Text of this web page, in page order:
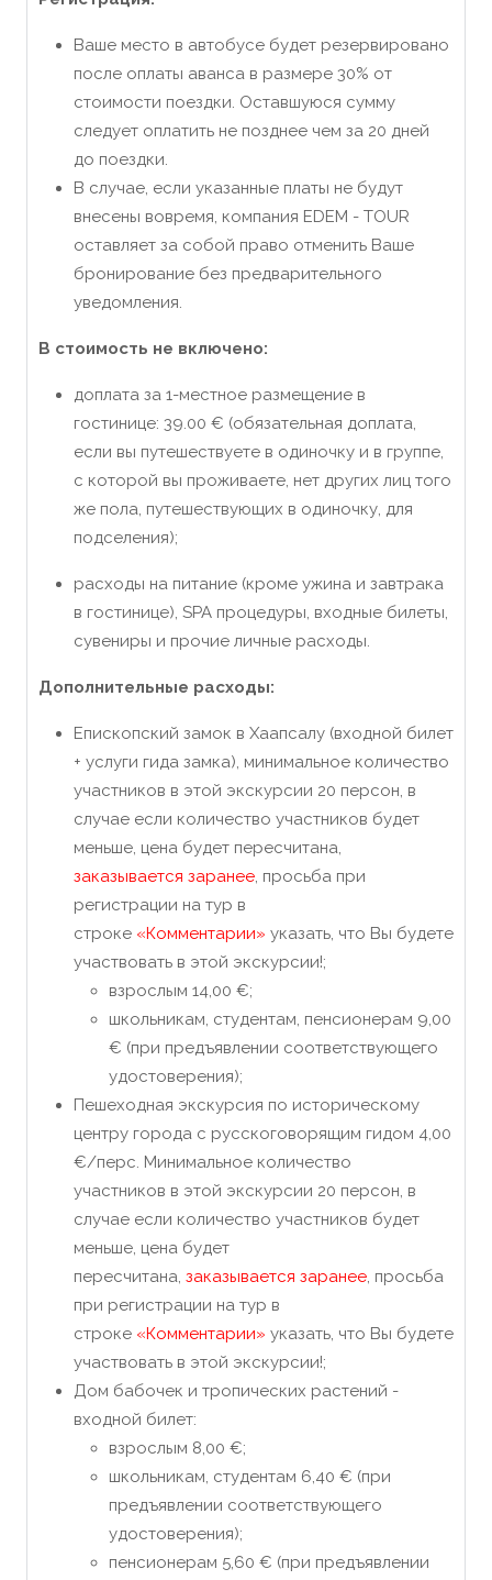
Ваше место в автобусе будет резервировано
после оплаты аванса в размере 30% от
стоимости поездки. Оставшуюся сумму
следует оплатить не позднее чем за 20 дней
до поездки.
В случае, если указанные платы не будут
внесены вовремя, компания EDEM - TOUR
оставляет за собой право отменить Ваше
бронирование без предварительного
уведомления.
В стоимость не включено:
доплата за 1-местное размещение в
гостинице: 39.00 € (обязательная доплата,
если вы путешествуете в одиночку и в группе,
с которой вы проживаете, нет других лиц того
же пола, путешествующих в одиночку, для
подселения);
расходы на питание (кроме ужина и завтрака
в гостинице), SPA процедуры, входные билеты,
сувениры и прочие личные расходы.
Дополнительные расходы:
Епископский замок в Хаапсалу (входной билет
+ услуги гида замка), минимальное количество
участников в этой экскурсии 20 персон, в
случае если количество участников будет
меньше, цена будет пересчитана,
заказывается заранее, просьба при
регистрации на тур в
строке «Комментарии» указать, что Вы будете
участвовать в этой экскурсии!;
взрослым 14,00 €;
школьникам, студентам, пенсионерам 9,00
€ (при предъявлении соответствующего
удостоверения);
Пешеходная экскурсия по историческому
центру города с русскоговорящим гидом 4,00
€/перс. Минимальное количество
участников в этой экскурсии 20 персон, в
случае если количество участников будет
меньше, цена будет
пересчитана, заказывается заранее, просьба
при регистрации на тур в
строке «Комментарии» указать, что Вы будете
участвовать в этой экскурсии!;
Дом бабочек и тропических растений -
входной билет:
взрослым 8,00 €;
школьникам, студентам 6,40 € (при
предъявлении соответствующего
удостоверения);
пенсионерам 5,60 € (при предъявлении